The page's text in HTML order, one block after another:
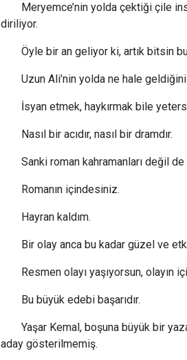
Meryemce’nin yolda çektiği çile
diriliyor.
Öyle bir an geliyor ki, artık bitsin
Uzun Ali’nin yolda ne hale
İsyan etmek, haykırmak bile
Nasıl bir acıdır, nasıl bir dramdır.
Sanki roman kahramanları değil
Romanın içindesiniz.
Hayran kaldım.
Bir olay anca bu kadar güzel ve
Resmen olayı yaşıyorsun, olayın
Bu büyük edebi başarıdır.
Yaşar Kemal, boşuna büyük bir
aday gösterilmemiş.